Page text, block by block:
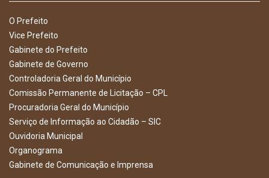
O Prefeito
Vice Prefeito
Gabinete do Prefeito
Gabinete de Governo
Controladoria Geral do Município
Comissão Permanente de Licitação – CPL
Procuradoria Geral do Município
Serviço de Informação ao Cidadão – SIC
Ouvidoria Municipal
Organograma
Gabinete de Comunicação e Imprensa